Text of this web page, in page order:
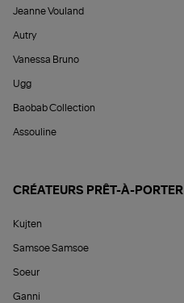
Jeanne Vouland
Autry
Vanessa Bruno
Ugg
Baobab Collection
Assouline
CRÉATEURS PRÊT-À-PORTER
Kujten
Samsoe Samsoe
Soeur
Ganni